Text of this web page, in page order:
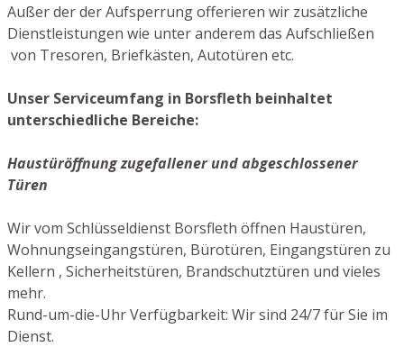
Außer der der Aufsperrung offerieren wir zusätzliche
Dienstleistungen wie unter anderem das Aufschließen
von Tresoren, Briefkästen, Autotüren etc.
Unser Serviceumfang in Borsfleth beinhaltet
unterschiedliche Bereiche:
Haustüröffnung zugefallener und abgeschlossener
Türen
Wir vom Schlüsseldienst Borsfleth öffnen Haustüren,
Wohnungseingangstüren, Bürotüren, Eingangstüren zu
Kellern , Sicherheitstüren, Brandschutztüren und vieles
mehr.
Rund-um-die-Uhr Verfügbarkeit: Wir sind 24/7 für Sie im
Dienst.